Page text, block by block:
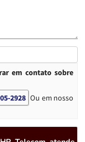
em contato sobre
2928 Ou em nosso